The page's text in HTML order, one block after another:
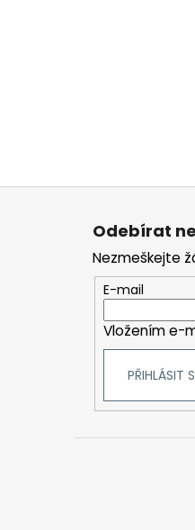
Odebírat
Nezmeškejte
E-mail
Vložením e-
PŘIHLÁSIT